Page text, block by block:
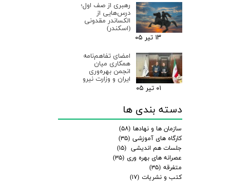
رهبری از صف اول؛
درس‌هایی از
الکساندر مقدونی
(اسکندر)
۱۳ تیر ۰۵
امضای تفاهم‌نامه
همکاری میان
انجمن بهره‌وری
ایران و وزارت نیرو
۰۱ تیر ۰۵
دسته بندی ها
سازمان ها و نهادها (۵۸)
کارگاه های آموزشی (۳۵)
جلسات هم اندیشی (۱۵)
عصرانه های بهره وری (۳۵)
متفرقه (۳۵)
کتب و نشریات (۱۷)